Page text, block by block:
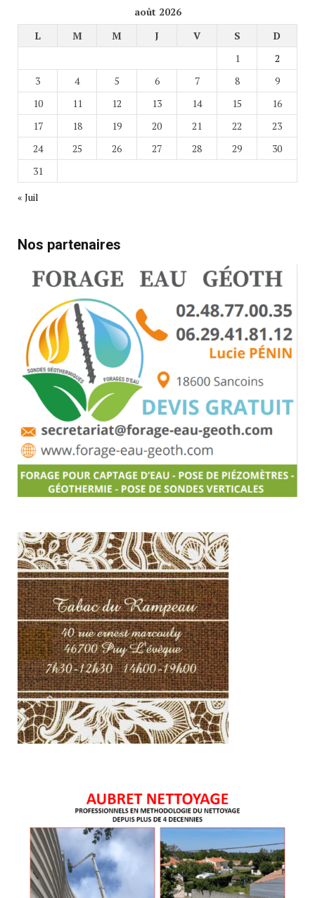
août 2026
L
M M J V S
D
1
2
3
4 5 6 7 8
9
10
11 12 13 14 15
16
17
18 19 20 21 22
23
24
25 26 27 28 29
30
31
« Juil
Nos partenaires